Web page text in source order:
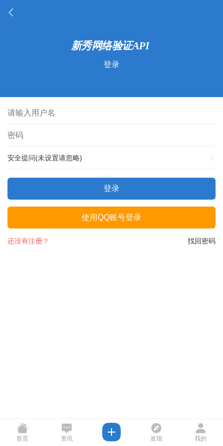
登录
安全提问(未设置请忽略)
登录
使用QQ账号登录
找回密码
还没有注册？
首页 资讯 发现 我的